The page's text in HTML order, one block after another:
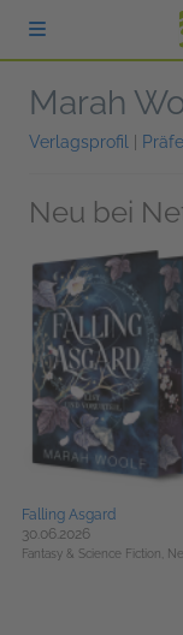
zum Hauptinhalt
Marah
Verlagsprofil
Neu bei
Falling Asgard
30.06.2026
Fantasy & Science Fiction,